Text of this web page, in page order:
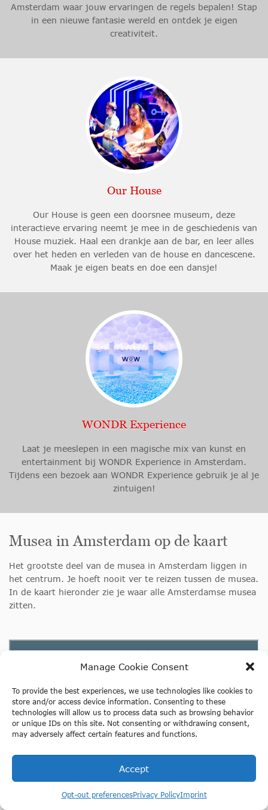
Manage Cookie Consent
To provide the best experiences, we use technologies like cookies to
store and/or access device information. Consenting to these
technologies will allow us to process data such as browsing behavior
or unique IDs on this site. Not consenting or withdrawing consent,
may adversely affect certain features and functions.
Accept
Opt-out preferencesPrivacy PolicyImprint
Amsterdam waar jouw ervaringen de regels bepalen! Stap
in een nieuwe fantasie wereld en ontdek je eigen
creativiteit.
Our House
Our House is geen een doorsnee museum, deze
interactieve ervaring neemt je mee in de geschiedenis van
House muziek. Haal een drankje aan de bar, en leer alles
over het heden en verleden van de house en dancescene.
Maak je eigen beats en doe een dansje!
WONDR Experience
Laat je meeslepen in een magische mix van kunst en
entertainment bij WONDR Experience in Amsterdam.
Tijdens een bezoek aan WONDR Experience gebruik je al je
zintuigen!
Musea in Amsterdam op de kaart
Het grootste deel van de musea in Amsterdam liggen in
het centrum. Je hoeft nooit ver te reizen tussen de musea.
In de kaart hieronder zie je waar alle Amsterdamse musea
zitten.